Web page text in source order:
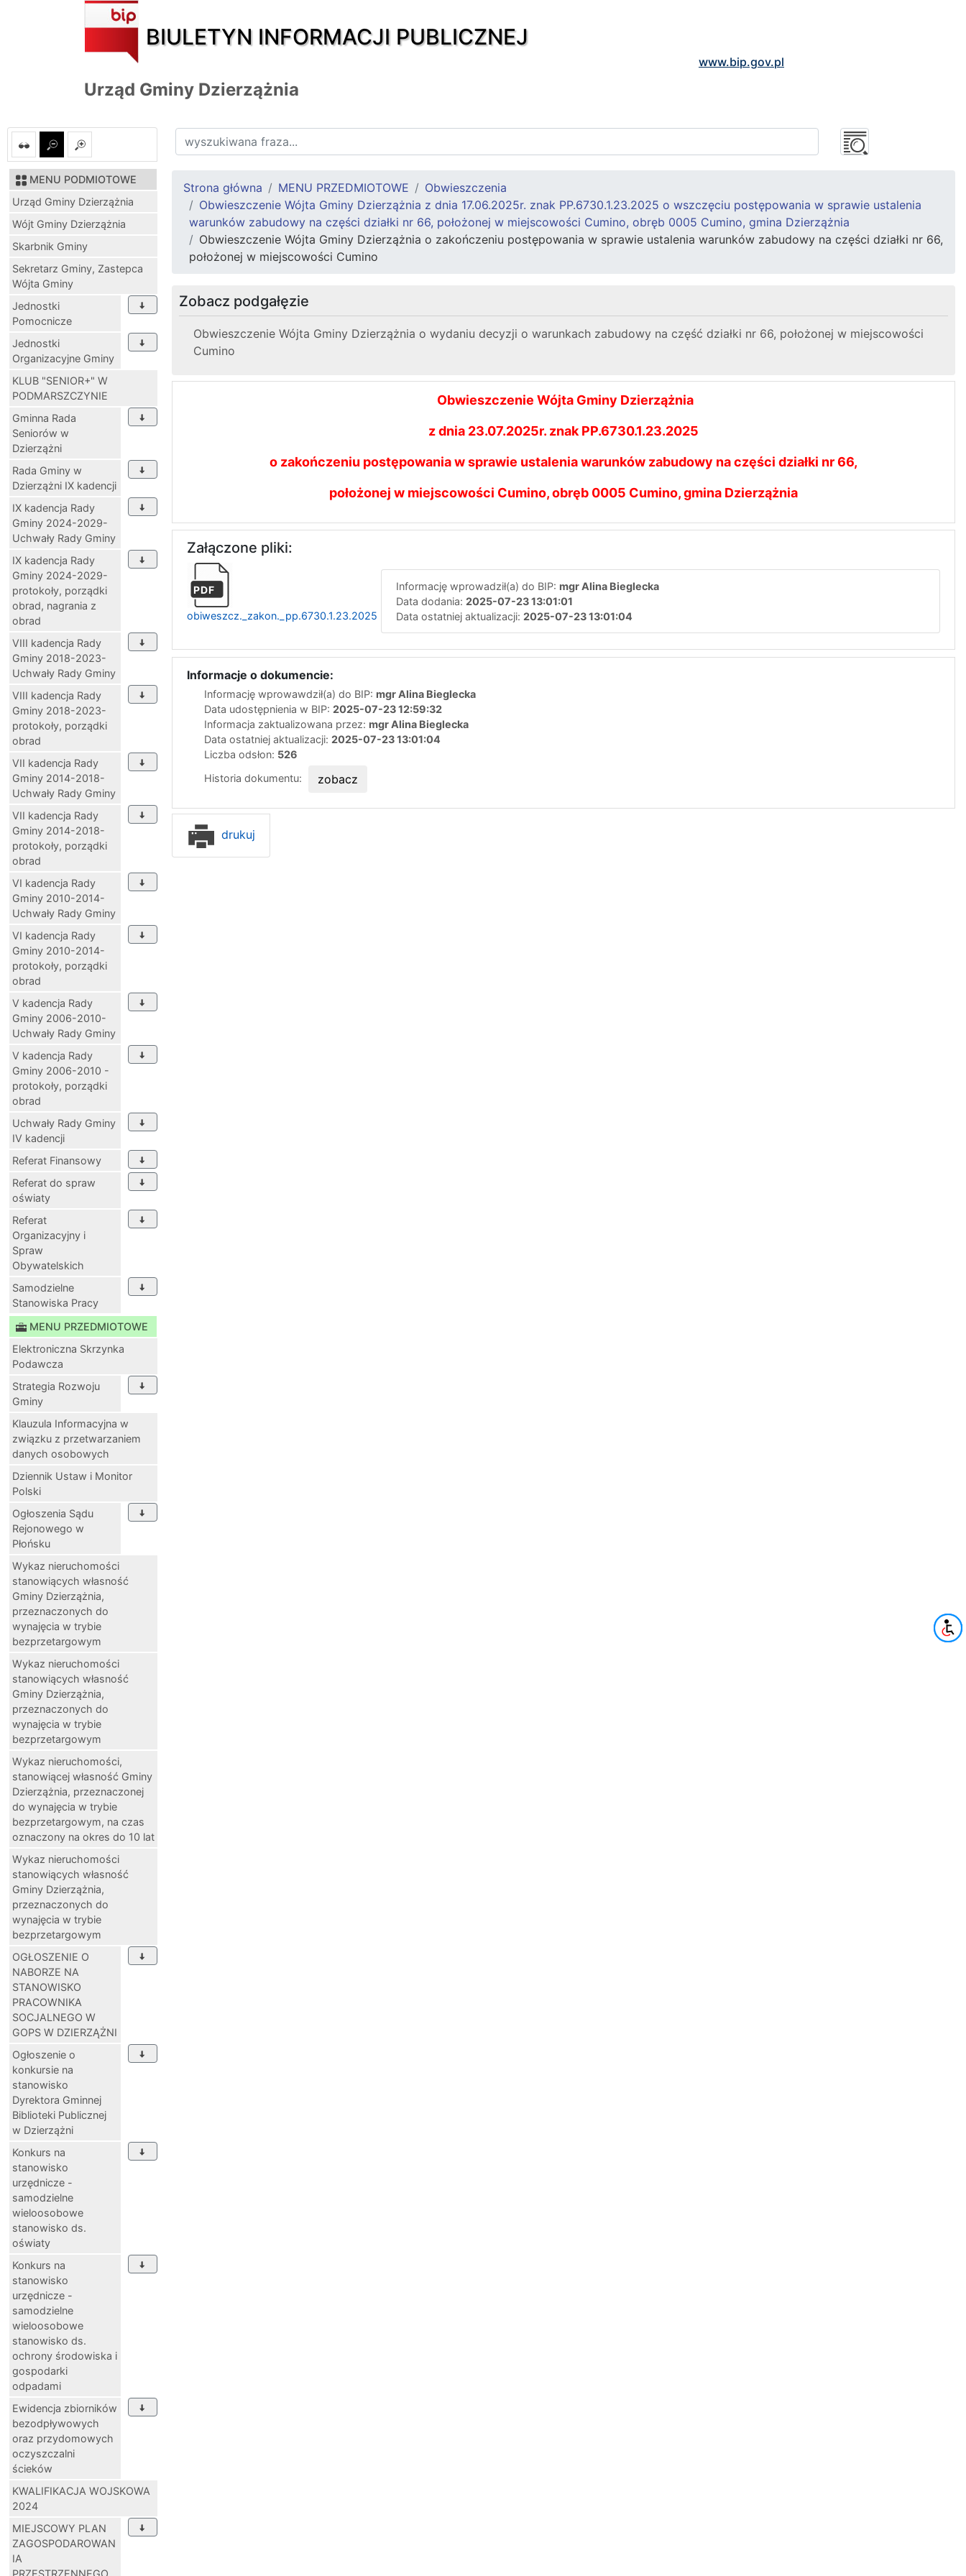
BIULETYN INFORMACJI PUBLICZNEJ
www.bip.gov.pl
Urząd Gminy Dzierzążnia
MENU PODMIOTOWE
Urząd Gminy Dzierzążnia
Wójt Gminy Dzierzążnia
Skarbnik Gminy
Sekretarz Gminy, Zastepca
Wójta Gminy
Jednostki
Pomocnicze
Jednostki
Organizacyjne Gminy
KLUB "SENIOR+" W
PODMARSZCZYNIE
Gminna Rada
Seniorów w
Dzierzążni
Rada Gminy w
Dzierzążni IX kadencji
IX kadencja Rady
Gminy 2024-2029-
Uchwały Rady Gminy
IX kadencja Rady
Gminy 2024-2029-
protokoły, porządki
obrad, nagrania z
obrad
VIII kadencja Rady
Gminy 2018-2023-
Uchwały Rady Gminy
VIII kadencja Rady
Gminy 2018-2023-
protokoły, porządki
obrad
VII kadencja Rady
Gminy 2014-2018-
Uchwały Rady Gminy
VII kadencja Rady
Gminy 2014-2018-
protokoły, porządki
obrad
VI kadencja Rady
Gminy 2010-2014-
Uchwały Rady Gminy
VI kadencja Rady
Gminy 2010-2014-
protokoły, porządki
obrad
V kadencja Rady
Gminy 2006-2010-
Uchwały Rady Gminy
V kadencja Rady
Gminy 2006-2010 -
protokoły, porządki
obrad
Uchwały Rady Gminy
IV kadencji
Referat Finansowy
Referat do spraw
oświaty
Referat
Organizacyjny i
Spraw
Obywatelskich
Samodzielne
Stanowiska Pracy
MENU PRZEDMIOTOWE
Elektroniczna Skrzynka
Podawcza
Strategia Rozwoju
Gminy
Klauzula Informacyjna w
związku z przetwarzaniem
danych osobowych
Dziennik Ustaw i Monitor
Polski
Ogłoszenia Sądu
Rejonowego w
Płońsku
Wykaz nieruchomości
stanowiących własność
Gminy Dzierzążnia,
przeznaczonych do
wynajęcia w trybie
bezprzetargowym
Wykaz nieruchomości
stanowiących własność
Gminy Dzierzążnia,
przeznaczonych do
wynajęcia w trybie
bezprzetargowym
Wykaz nieruchomości,
stanowiącej własność Gminy
Dzierzążnia, przeznaczonej
do wynajęcia w trybie
bezprzetargowym, na czas
oznaczony na okres do 10 lat
Wykaz nieruchomości
stanowiących własność
Gminy Dzierzążnia,
przeznaczonych do
wynajęcia w trybie
bezprzetargowym
OGŁOSZENIE O
NABORZE NA
STANOWISKO
PRACOWNIKA
SOCJALNEGO W
GOPS W DZIERZĄŻNI
Ogłoszenie o
konkursie na
stanowisko
Dyrektora Gminnej
Biblioteki Publicznej
w Dzierzążni
Konkurs na
stanowisko
urzędnicze -
samodzielne
wieloosobowe
stanowisko ds.
oświaty
Konkurs na
stanowisko
urzędnicze -
samodzielne
wieloosobowe
stanowisko ds.
ochrony środowiska i
gospodarki
odpadami
Ewidencja zbiorników
bezodpływowych
oraz przydomowych
oczyszczalni
ścieków
KWALIFIKACJA WOJSKOWA
2024
MIEJSCOWY PLAN
ZAGOSPODAROWAN
IA
PRZESTRZENNEGO
Strona główna MENU PRZEDMIOTOWE
Obwieszczenia
Obwieszczenie Wójta Gminy Dzierzążnia z dnia 17.06.2025r. znak PP.6730.1.23.2025 o wszczęciu postępowania w sprawie ustalenia
warunków zabudowy na części działki nr 66, położonej w miejscowości Cumino, obręb 0005 Cumino, gmina Dzierzążnia
Obwieszczenie Wójta Gminy Dzierzążnia o zakończeniu postępowania w sprawie ustalenia warunków zabudowy na części działki nr 66,
położonej w miejscowości Cumino
Zobacz podgałęzie
Obwieszczenie Wójta Gminy Dzierzążnia o wydaniu decyzji o warunkach zabudowy na część działki nr 66, położonej w miejscowości
Cumino
Obwieszczenie Wójta Gminy Dzierzążnia
z dnia 23.07.2025r. znak PP.6730.1.23.2025
o zakończeniu postępowania w sprawie ustalenia warunków zabudowy na części działki nr 66,
położonej w miejscowości Cumino, obręb 0005 Cumino, gmina Dzierzążnia
Załączone pliki:
PDF
obiweszcz._zakon._pp.6730.1.23.2025
Informację wprowadził(a) do BIP: mgr Alina Bieglecka
Data dodania: 2025-07-23 13:01:01
Data ostatniej aktualizacji: 2025-07-23 13:01:04
Informacje o dokumencie:
Informację wprowawdził(a) do BIP: mgr Alina Bieglecka
Data udostępnienia w BIP: 2025-07-23 12:59:32
Informacja zaktualizowana przez: mgr Alina Bieglecka
Data ostatniej aktualizacji: 2025-07-23 13:01:04
Liczba odsłon: 526
Historia dokumentu:
zobacz
drukuj